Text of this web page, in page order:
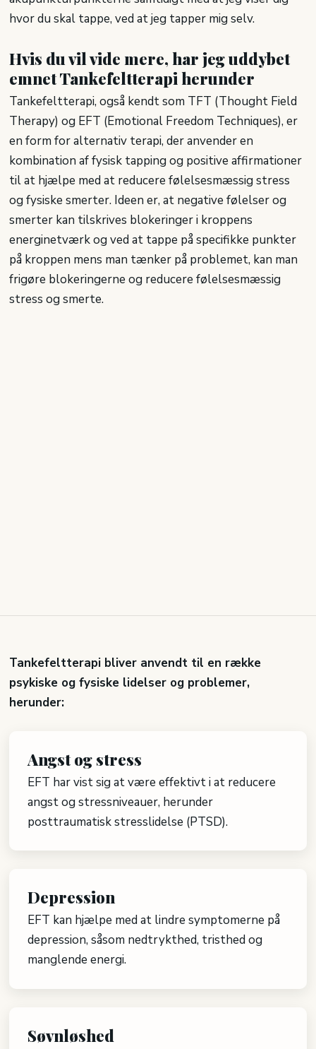
hvor du skal tappe, ved at jeg tapper mig selv.
Hvis du vil vide mere, har jeg uddybet
emnet Tankefeltterapi herunder
Tankefeltterapi, også kendt som TFT (Thought Field
Therapy) og EFT (Emotional Freedom Techniques), er
en form for alternativ terapi, der anvender en
kombination af fysisk tapping og positive affirmationer
til at hjælpe med at reducere følelsesmæssig stress
og fysiske smerter. Ideen er, at negative følelser og
smerter kan tilskrives blokeringer i kroppens
energinetværk og ved at tappe på specifikke punkter
på kroppen mens man tænker på problemet, kan man
frigøre blokeringerne og reducere følelsesmæssig
stress og smerte.
​Tankefeltterapi bliver anvendt til en række
psykiske og fysiske lidelser og problemer,
herunder:
​Angst og stress
EFT har vist sig at være effektivt i at reducere
angst og stressniveauer, herunder
posttraumatisk stresslidelse (PTSD).
​Depression
EFT kan hjælpe med at lindre symptomerne på
depression, såsom nedtrykthed, tristhed og
manglende energi.
​Søvnløshed